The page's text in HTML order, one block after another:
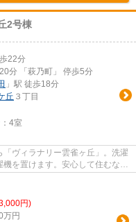
2号棟
22分
分 「萩乃町」 停歩5分
」駅 徒歩18分
丘 ３丁目
4室
ヴィラナリー雲雀ヶ丘」。洗濯
を置けます。安心して住むな
円)
万円